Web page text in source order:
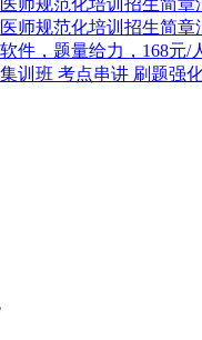
师规范化培训招生简章
件，题量给力，168元/
训班 考点串讲 刷题强化